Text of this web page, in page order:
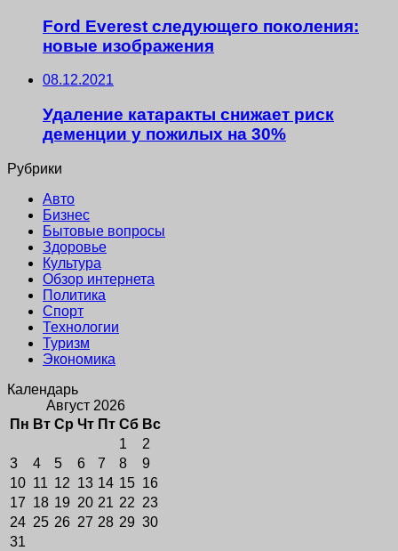
Ford Everest следующего поколения:
новые изображения
08.12.2021
Удаление катаракты снижает риск
деменции у пожилых на 30%
Рубрики
Авто
Бизнес
Бытовые вопросы
Здоровье
Культура
Обзор интернета
Политика
Спорт
Технологии
Туризм
Экономика
Календарь
Август 2026
Пн Вт Ср Чт Пт Сб Вс
1
2
3
4 5 6 7 8
9
10 11 12 13 14 15 16
17 18 19 20 21 22 23
24 25 26 27 28 29 30
31